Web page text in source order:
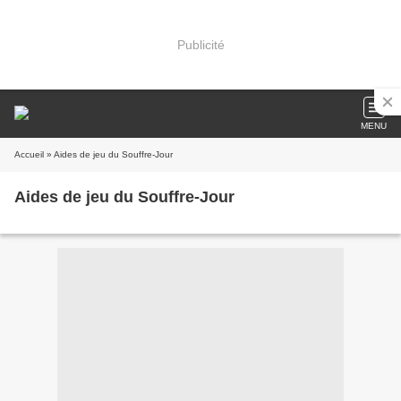
Publicité
MENU
Accueil » Aides de jeu du Souffre-Jour
Aides de jeu du Souffre-Jour